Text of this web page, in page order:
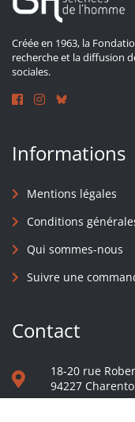
Créée en 1963, la
recherche et la diffusion
sociales.
Informations
Mentions légales
Conditions
Qui sommes-nous
Suivre une
Contact
18-20 rue
94227